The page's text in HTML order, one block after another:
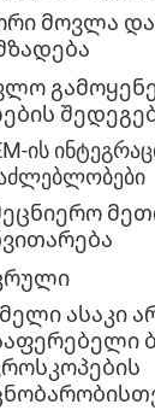
მოვლა
ის
ასაკი